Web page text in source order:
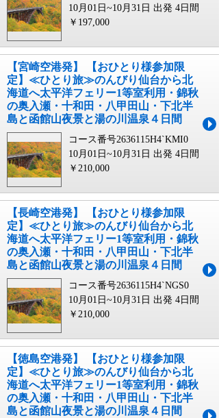
10月01日~10月31日 出発 4日間
￥197,000
【宮崎空港発】 【おひとり様参加限
定】≪ひとり旅≫のんびり仙台から北
海道へ太平洋フェリー1等室利用・錦秋
の奥入瀬・十和田・八甲田山・下北半
島と函館山夜景と湯の川温泉４日間
コース番号2636115H4`KMI0
10月01日~10月31日 出発 4日間
￥210,000
【長崎空港発】 【おひとり様参加限
定】≪ひとり旅≫のんびり仙台から北
海道へ太平洋フェリー1等室利用・錦秋
の奥入瀬・十和田・八甲田山・下北半
島と函館山夜景と湯の川温泉４日間
コース番号2636115H4`NGS0
10月01日~10月31日 出発 4日間
￥210,000
【徳島空港発】 【おひとり様参加限
定】≪ひとり旅≫のんびり仙台から北
海道へ太平洋フェリー1等室利用・錦秋
の奥入瀬・十和田・八甲田山・下北半
島と函館山夜景と湯の川温泉４日間